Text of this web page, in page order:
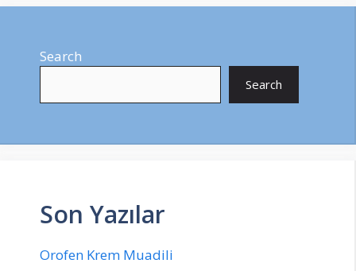
Search
Search
Son Yazılar
Orofen Krem Muadili